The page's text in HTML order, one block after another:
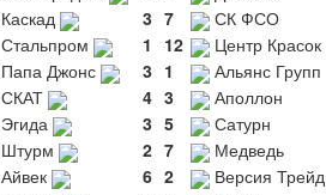
Каскад
3 7 СК ФСО
Стальпром
1 12 Центр Красок
Папа Джонс
3 1 Альянс Групп
СКАТ
4 3 Аполлон
Эгида
3 5 Сатурн
Штурм
2 7 Медведь
Айвек
6 2 Версия Трейд